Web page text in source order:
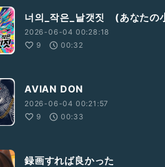
너의_작은_날갯짓 (あなたの
2026-06-04 00:28:18
9
00:32
AVIAN DON
2026-06-04 00:21:57
9
00:33
録画すれば良かった